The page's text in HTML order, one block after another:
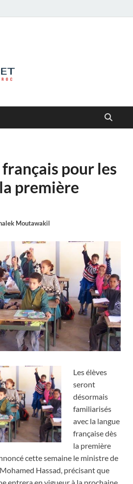
français pour les
première
Moutawakil
Les élèves
seront
désormais
familiarisés
avec la langue
française dès
la première
cette semaine le ministre de
Hassad, précisant que